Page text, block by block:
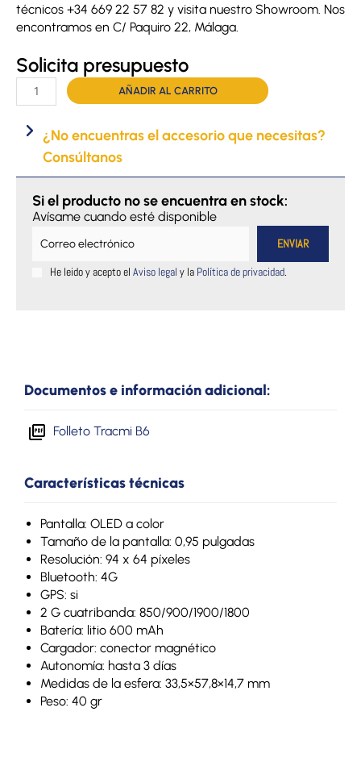
técnicos +34 669 22 57 82 y visita nuestro Showroom. Nos
encontramos en C/ Paquiro 22, Málaga.
Solicita presupuesto
Reloj
TracMi
cantidad
AÑADIR AL CARRITO
¿No encuentras el accesorio que necesitas?
Consúltanos
Si el producto no se encuentra en stock:
Avísame cuando esté disponible
He leido y acepto el Aviso legal y la Política de privacidad
Documentos e información adicional:
Folleto Tracmi B6
Características técnicas
Pantalla: OLED a color
Tamaño de la pantalla: 0,95 pulgadas
Resolución: 94 x 64 píxeles
Bluetooth: 4G
GPS: si
2 G cuatribanda: 850/900/1900/1800
Batería: litio 600 mAh
Cargador: conector magnético
Autonomía: hasta 3 días
Medidas de la esfera: 33,5×57,8×14,7 mm
Peso: 40 gr